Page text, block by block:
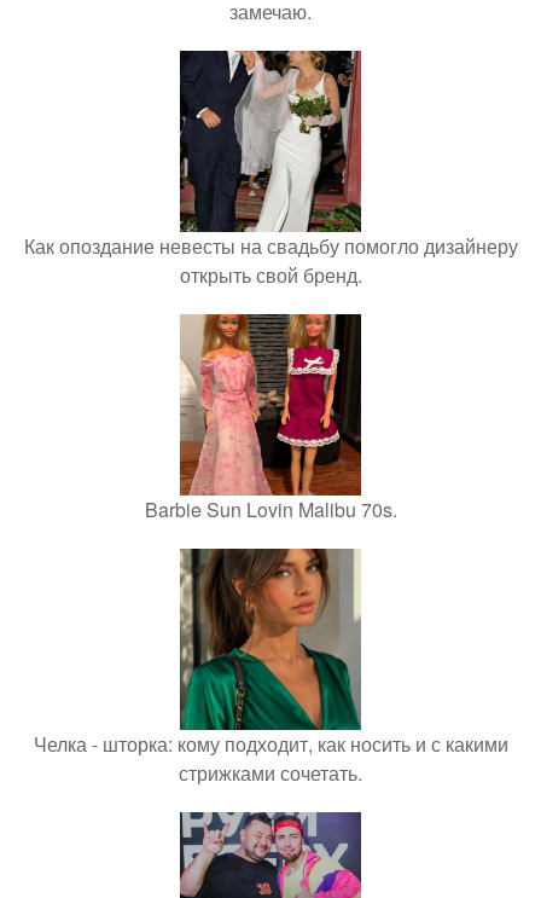
замечаю.
Как опоздание невесты на свадьбу помогло дизайнеру
открыть свой бренд.
Barbie Sun Lovin Malibu 70s.
Челка - шторка: кому подходит, как носить и с какими
стрижками сочетать.